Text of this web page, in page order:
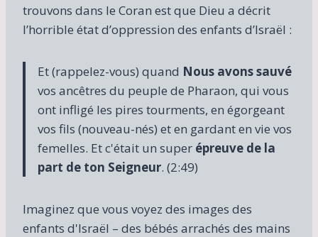
trouvons dans le Coran est que Dieu a décrit
l’horrible état d’oppression des enfants d’Israël :
Et (rappelez-vous) quand Nous avons sauvé
vos ancêtres du peuple de Pharaon, qui vous
ont infligé les pires tourments, en égorgeant
vos fils (nouveau-nés) et en gardant en vie vos
femelles. Et c'était un super épreuve de la
part de ton Seigneur. (2:49)
Imaginez que vous voyez des images des
enfants d'Israël – des bébés arrachés des mains